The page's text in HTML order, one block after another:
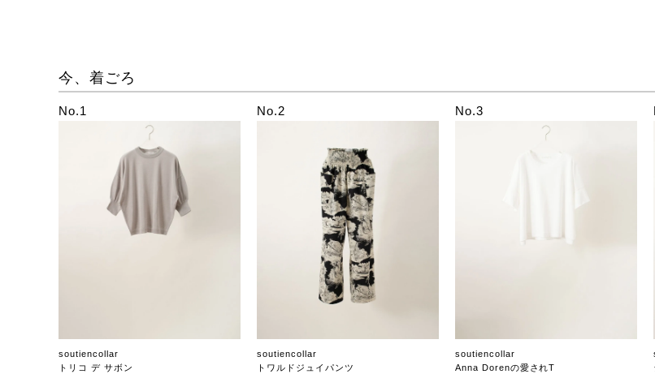
今、着ごろ
No.1
soutiencollar
トリコ デ サボン
No.2
soutiencollar
トワルドジュイパンツ
No.3
soutiencollar
Anna Dorenの愛されT